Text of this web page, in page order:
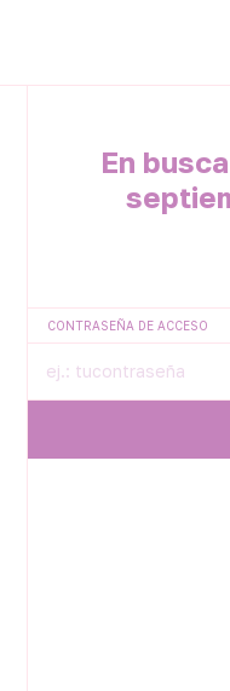
En
CONTRASEÑA DE ACCESO